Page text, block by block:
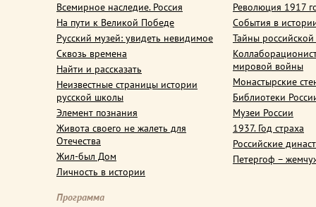
Всемирное наследие. Россия
На пути к Великой Победе
Русский музей: увидеть невидимое
Сквозь времена
Найти и рассказать
Неизвестные страницы истории
русской школы
Элемент познания
Живота своего не жалеть для
Отечества
Жил-был Дом
Личность в истории
Революция 1917
События в
Тайны
мировой войны
Монастырские
Библиотеки
Музеи России
1937. Год страха
Российские
Петергоф –
Программа